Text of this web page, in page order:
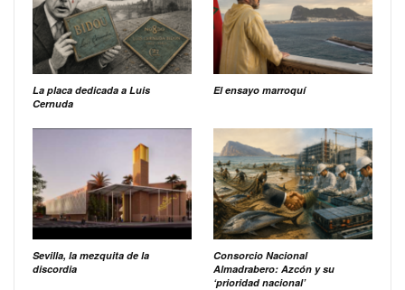
La placa dedicada a Luis
Cernuda
El ensayo marroquí
Sevilla, la mezquita de la
discordia
Consorcio Nacional
Almadrabero: Azcón y su
‘prioridad nacional’